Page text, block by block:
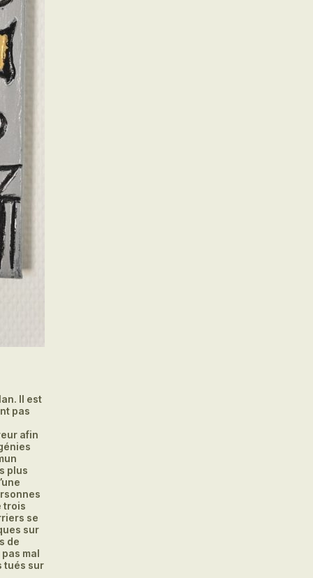
Il est
pas
afin
plus
trois
se
sur
de
mal
tués sur